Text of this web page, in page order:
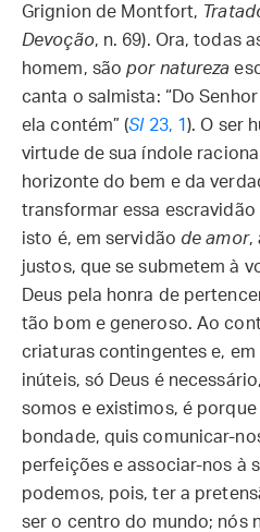
Grignion de Montfort,
Devoção, n. 69). Ora, todas
homem, sãopor natureza
canta o salmista: “Do
ela contém” (Sl 23, 1). O ser
virtude de sua índole
horizonte do bem e da
transformar essa escravidão
isto é, em servidão de amor,
justos, que se submetem à
Deus pela honra de
tão bom e generoso. Ao
criaturas contingentes e,
inúteis, só Deus é
somos e existimos, é
bondade, quis comunicar-
perfeições e associar-nos à
podemos, pois, ter a
ser o centro do mundo; nós